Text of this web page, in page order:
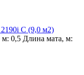
С (9,0 м2)
м: 0,5 Длина мата, м: